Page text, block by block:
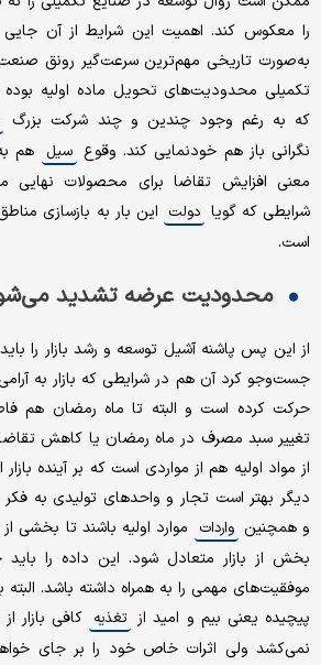
را معکوس کند. اهمیت این شرایط از آن
به‌صورت تاریخی مهم‌ترین سرعت‌گیر رونق
تکمیلی محدودیت‌های تحویل ماده اولیه
که به رغم وجود چندین و چند شرکت بزرگ
نگرانی باز هم خودنمایی کند. وقوع سیل هم
معنی افزایش تقاضا برای محصولات
شرایطی که گویا دولت این بار به بازسازی
است.
محدودیت عرضه تشدید
از این پس پاشنه آشیل توسعه و رشد بازار را
جست‌وجو کرد آن هم در شرایطی که بازار به
حرکت کرده است و البته تا ماه رمضان هم
تغییر سبد مصرف در ماه رمضان یا کاهش تقاضا
از مواد اولیه هم از مواردی است که بر آینده
دیگر بهتر است تجار و واحدهای تولیدی به
و همچنین واردات موارد اولیه باشند تا بخشی
بخش از بازار متعادل شود. این داده را
موفقیت‌های مهمی را به همراه داشته باشد.
پیچیده یعنی بیم و امید از تغذیه کافی بازار
نمی‌کشد ولی اثرات خاص خود را بر جای